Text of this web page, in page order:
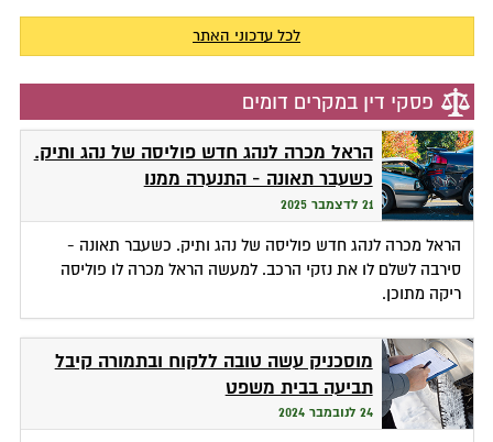
לכל עדכוני האתר
פסקי דין במקרים דומים
הראל מכרה לנהג חדש פוליסה של נהג ותיק.
כשעבר תאונה - התנערה ממנו
21 לדצמבר 2025
הראל מכרה לנהג חדש פוליסה של נהג ותיק. כשעבר תאונה -
סירבה לשלם לו את נזקי הרכב. למעשה הראל מכרה לו פוליסה
ריקה מתוכן.
מוסכניק עשה טובה ללקוח ובתמורה קיבל
תביעה בבית משפט
24 לנובמבר 2024